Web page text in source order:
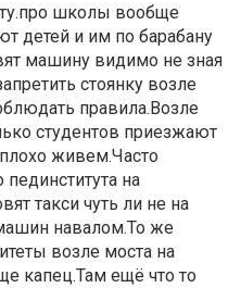
школы вообще
детей и им по барабану
машину видимо не зная
стоянку возле
правила.Возле
студентов приезжают
живем.Часто
на
такси чуть ли не на
навалом.То же
возле моста на
капец.Там ещё что то